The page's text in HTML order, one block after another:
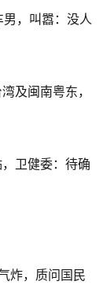
，叫嚣：没人
及闽南粤东，
卫健委：待确
炸，质问国民